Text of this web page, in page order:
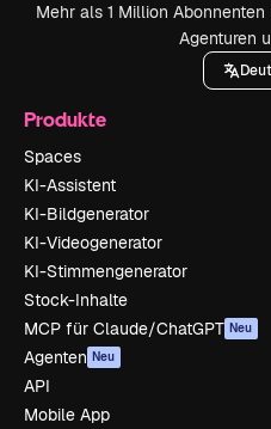
Mehr als 1 Million
Agenturen
Produkte
Spaces
KI-Assistent
KI-Bildgenerator
KI-Videogenerator
KI-Stimmengenerator
Stock-Inhalte
MCP für Claude/ChatGPT Neu
Agenten Neu
API
Mobile App